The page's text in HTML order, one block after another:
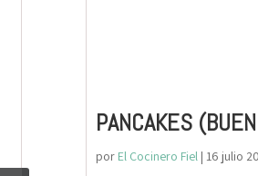
PANCAKES
por El Cocinero Fiel | 16 julio